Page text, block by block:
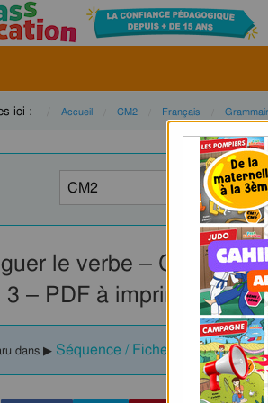
ici : Accueil CM2 Français
le verbe – Cm2 –
3 – PDF à imprimer
dans ▶ Séquence / Fiche de prep -